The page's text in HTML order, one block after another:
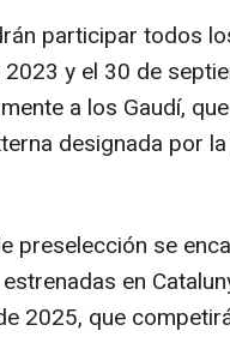
participar todos
y el 30 de
a los Gaudí,
designada por
preselección se
en
2025, que